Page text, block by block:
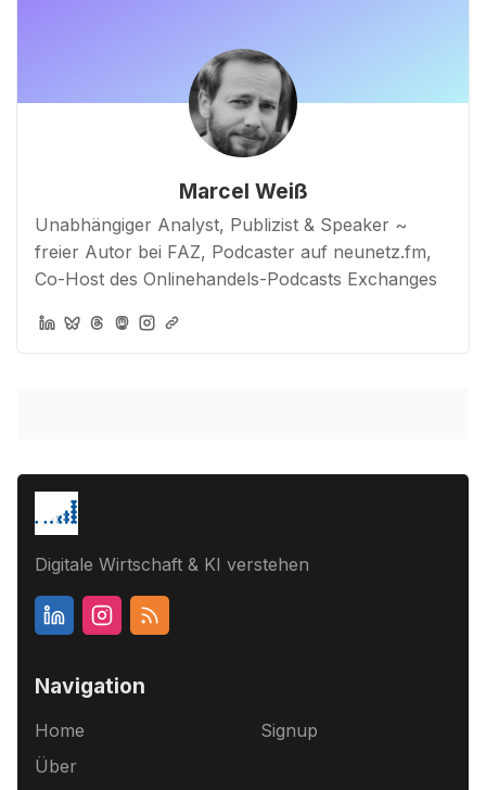
Marcel Weiß
Unabhängiger Analyst, Publizist & Speaker ~
freier Autor bei FAZ, Podcaster auf neunetz.fm,
Co-Host des Onlinehandels-Podcasts Exchanges
Digitale Wirtschaft & KI verstehen
Navigation
Home
Über
Signup